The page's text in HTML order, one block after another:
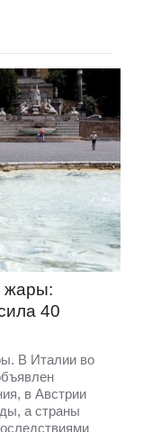
жары:
40
В Италии во
в Австрии
а страны